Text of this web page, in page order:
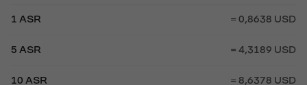
1 ASR = 0,8638 USD
5 ASR = 4,3189 USD
10 ASR = 8,6378 USD